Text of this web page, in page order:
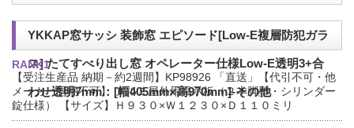
YKKAP窓サッシ 装飾窓 エピソード[Low-E複層防犯ガラ
ス] たてすべり出し窓 オペレーター仕様Low-E透明3+合
わせ透明7mm：[幅405mm×高970mm]-その他
RANK1
【受注生産品 納期－約2週間】KP98926 「直送」【代引不可・他
メーカー同梱不可】 アルミ屋外用掲示板（２本脚型・シリンダー
錠仕様） 【サイズ】Ｈ９３０×Ｗ１２３０×Ｄ１１０ミリ